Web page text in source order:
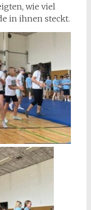
wie viel
in ihnen steckt.